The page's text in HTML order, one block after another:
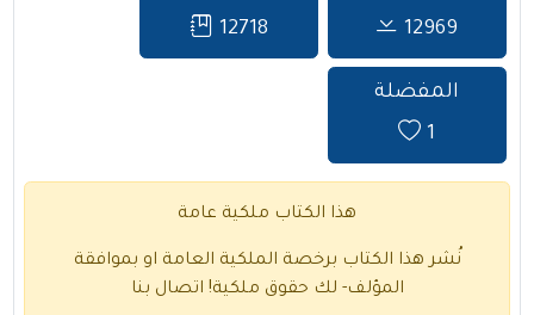
12969
12718
المفضلة
1
هذا الكتاب ملكية عامة
نُشر هذا الكتاب برخصة الملكية العامة او بموافقة
المؤلف- لك حقوق ملكية! اتصال بنا